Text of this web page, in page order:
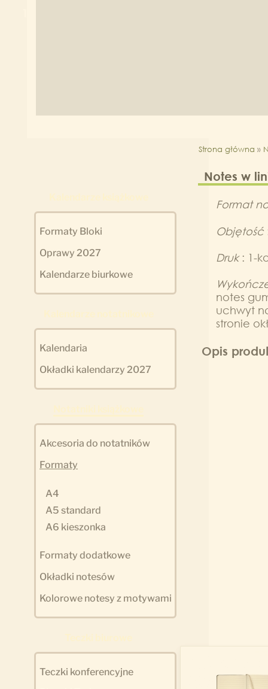
Formaty Bloki
Oprawy 2027
Kalendarze biurkowe
Kalendaria
Okładki kalendarzy 2027
Akcesoria do notatników
Formaty
A4
A5 standard
A6 kieszonka
Formaty dodatkowe
Okładki notesów
Kolorowe notesy z motywami
Teczki konferencyjne
Strona główna »
Notes w
Format
Objętość
Druk: 1-
notes
uchwyt
stronie
Opis